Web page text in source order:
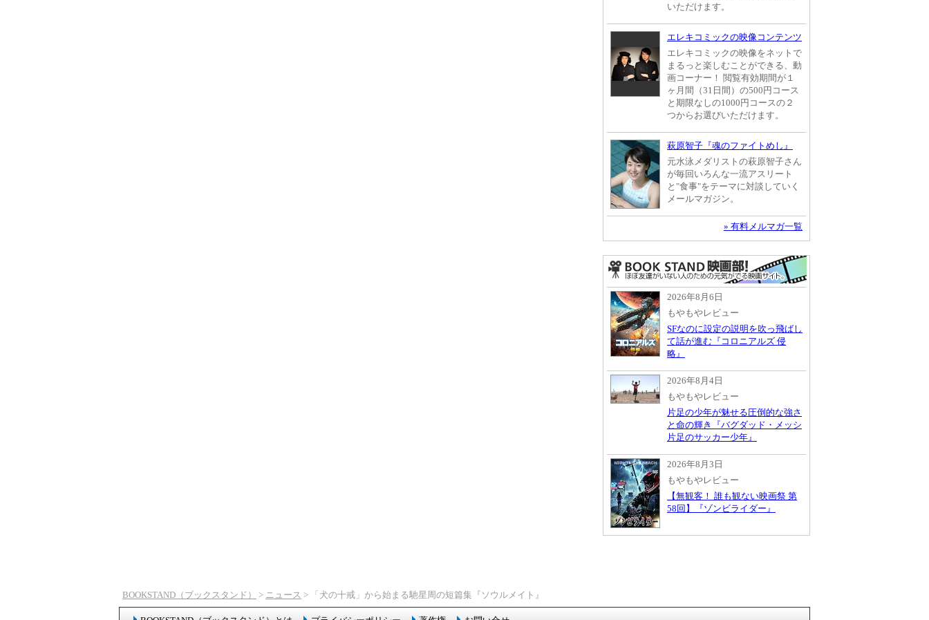
いただけます。
エレキコミックの映像コンテンツ
エレキコミックの映像をネットで
まるっと楽しむことができる、動
画コーナー！ 閲覧有効期間が１
ヶ月間（31日間）の500円コース
と期限なしの1000円コースの２
つからお選びいただけます。
萩原智子『魂のファイトめし』
元水泳メダリストの萩原智子さん
が毎回いろんな一流アスリート
と"食事"をテーマに対談していく
メールマガジン。
» 有料メルマガ一覧
2026年8月6日
もやもやレビュー
SFなのに設定の説明を吹っ飛ばし
て話が進む『コロニアルズ 侵
略』
2026年8月4日
もやもやレビュー
片足の少年が魅せる圧倒的な強さ
と命の輝き『バグダッド・メッシ
片足のサッカー少年』
2026年8月3日
もやもやレビュー
【無観客！ 誰も観ない映画祭 第
58回】『ゾンビライダー』
BOOKSTAND（ブックスタンド） > ニュース > 「犬の十戒」から始まる馳星周の短篇集『ソウルメイト』